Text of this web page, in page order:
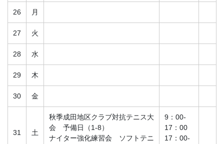
26 月
27 火
28 水
29 木
30 金
31 土
秋季成田地区クラブ対抗テニス大
会 予備日（1-8）
ナイター強化練習会 ソフトテニ
9：00-
17：00
17：00-